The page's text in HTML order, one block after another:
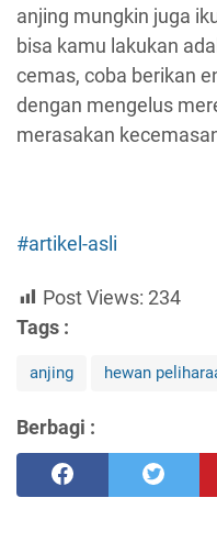
anjing mungkin juga
bisa kamu lakukan
cemas, coba berikan
dengan mengelus
merasakan
#artikel-asli
Post Views: 234
Tags :
anjing hewan
Berbagi :